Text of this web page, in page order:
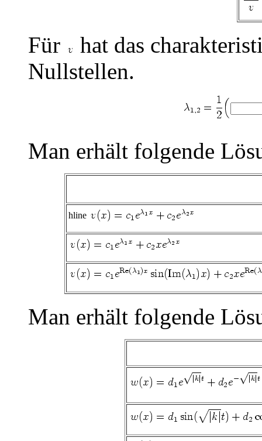
Für
hat das
Nullstellen.
Man erhält folgende
hline
Man erhält folgende